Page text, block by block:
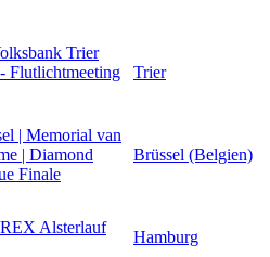
Trier
Flutlichtmeeting
Trier
| Memorial van
| Diamond
Finale
Brüssel (Belgien)
Alsterlauf
Hamburg